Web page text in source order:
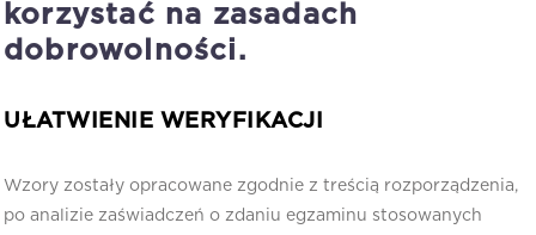
korzystać na zasadach
dobrowolności.
UŁATWIENIE WERYFIKACJI
Wzory zostały opracowane zgodnie z treścią rozporządzenia,
po analizie zaświadczeń o zdaniu egzaminu stosowanych